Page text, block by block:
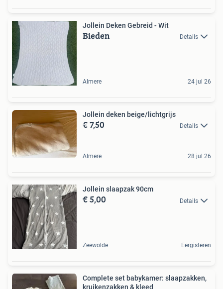
Jollein Deken Gebreid - Wit
Bieden Details
Almere 24 jul 26
Jollein deken beige/lichtgrijs
€ 7,50 Details
Almere 28 jul 26
Jollein slaapzak 90cm
€ 5,00 Details
Zeewolde Eergisteren
Complete set babykamer: slaapzakken,
kruikenzakken & kleed